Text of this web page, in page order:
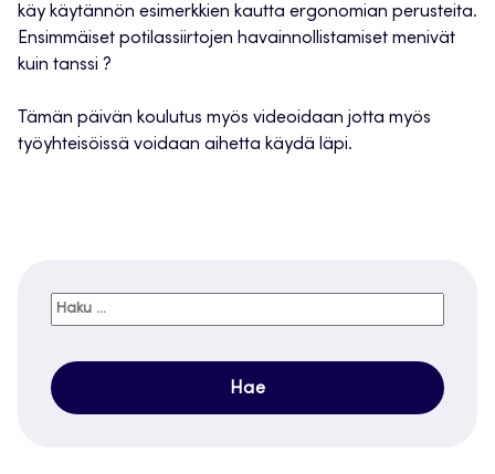
käy käytännön esimerkkien kautta ergonomian perusteita.
Ensimmäiset potilassiirtojen havainnollistamiset menivät
kuin tanssi ?
Tämän päivän koulutus myös videoidaan jotta myös
työyhteisöissä voidaan aihetta käydä läpi.
Haku: